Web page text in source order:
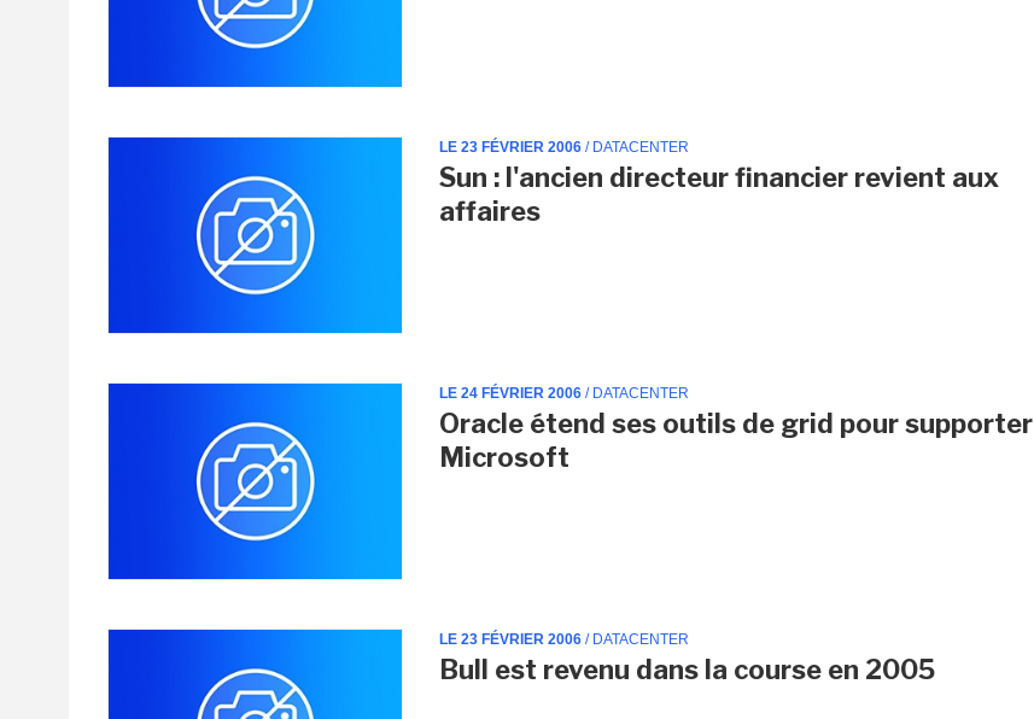
LE 23 FÉVRIER 2006 / DATACENTER
Sun : l'ancien directeur financier revient aux
affaires
LE 24 FÉVRIER 2006 / DATACENTER
Oracle étend ses outils de grid pour supporter
Microsoft
LE 23 FÉVRIER 2006 / DATACENTER
Bull est revenu dans la course en 2005